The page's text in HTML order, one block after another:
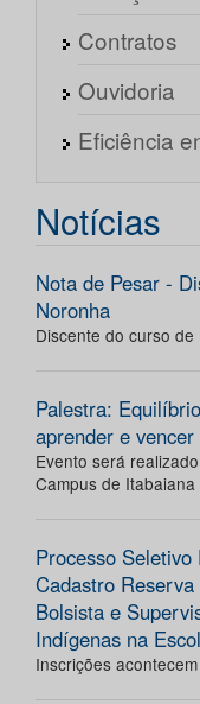
Contratos
Ouvidoria
Eficiência
Notícias
Nota de Pesar -
Noronha
Discente do curso de
Palestra:
aprender e
Evento será
Campus de Itabaiana
Processo
Cadastro
Bolsista e
Indígenas na
Inscrições